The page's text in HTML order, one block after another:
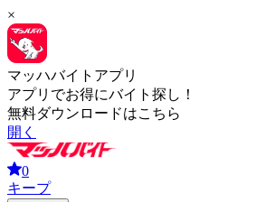
×
マッハバイトアプリ
アプリでお得にバイト探し！
無料ダウンロードはこちら
開く
0
キープ